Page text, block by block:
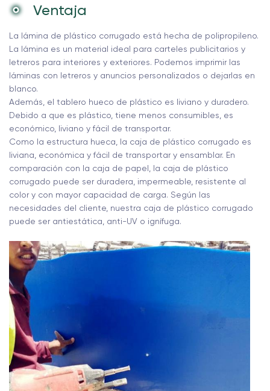
Ventaja
La lámina de plástico corrugado está hecha de polipropileno.
La lámina es un material ideal para carteles publicitarios y
letreros para interiores y exteriores. Podemos imprimir las
láminas con letreros y anuncios personalizados o dejarlas en
blanco.
Además, el tablero hueco de plástico es liviano y duradero.
Debido a que es plástico, tiene menos consumibles, es
económico, liviano y fácil de transportar.
Como la estructura hueca, la caja de plástico corrugado es
liviana, económica y fácil de transportar y ensamblar. En
comparación con la caja de papel, la caja de plástico
corrugado puede ser duradera, impermeable, resistente al
color y con mayor capacidad de carga. Según las
necesidades del cliente, nuestra caja de plástico corrugado
puede ser antiestática, anti-UV o ignífuga.